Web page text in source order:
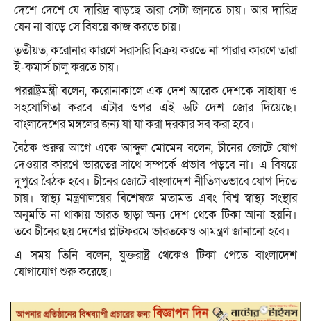
দেশে দেশে যে দারিদ্র বাড়ছে তারা সেটা জানতে চায়। আর দারিদ্র
যেন না বাড়ে সে বিষয়ে কাজ করতে চায়।
তৃতীয়ত, করোনার কারণে সরাসরি বিক্রয় করতে না পারার কারণে তারা
ই-কমার্স চালু করতে চায়।
পররাষ্ট্রমন্ত্রী বলেন, করোনাকালে এক দেশ আরেক দেশকে সাহায্য ও
সহযোগিতা করবে এটার ওপর এই ৬টি দেশ জোর দিয়েছে।
বাংলাদেশের মঙ্গলের জন্য যা যা করা দরকার সব করা হবে।
বৈঠক শুরুর আগে একে আব্দুল মোমেন বলেন, চীনের জোটে যোগ
দেওয়ার কারণে ভারতের সাথে সম্পর্কে প্রভাব পড়বে না। এ বিষয়ে
দুপুরে বৈঠক হবে। চীনের জোটে বাংলাদেশ নীতিগতভাবে যোগ দিতে
চায়। স্বাস্থ্য মন্ত্রণালয়ের বিশেষজ্ঞ মতামত এবং বিশ্ব স্বাস্থ্য সংস্থার
অনুমতি না থাকায় ভারত ছাড়া অন্য দেশ থেকে টিকা আনা হয়নি।
তবে চীনের ছয় দেশের প্লাটফরমে ভারতকেও আমন্ত্রণ জানানো হবে।
এ সময় তিনি বলেন, যুক্তরাষ্ট্র থেকেও টিকা পেতে বাংলাদেশ
যোগাযোগ শুরু করেছে।